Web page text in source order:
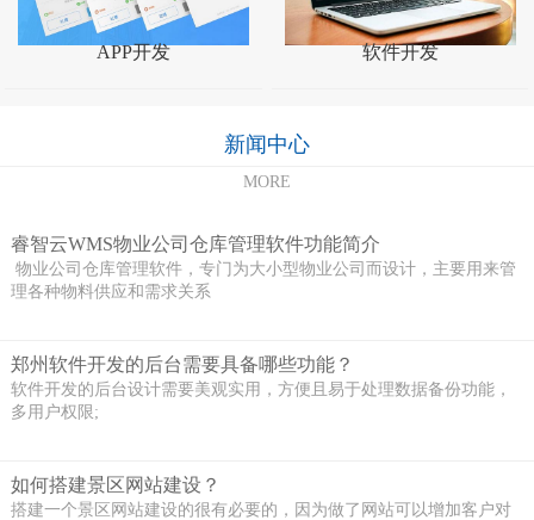
APP开发 软件开发
新闻中心
MORE
睿智云WMS物业公司仓库管理软件功能简介
物业公司仓库管理软件，专门为大小型物业公司而设计，主要用来管
理各种物料供应和需求关系
郑州软件开发的后台需要具备哪些功能？
软件开发的后台设计需要美观实用，方便且易于处理数据备份功能，
多用户权限;
如何搭建景区网站建设？
搭建一个景区网站建设的很有必要的，因为做了网站可以增加客户对